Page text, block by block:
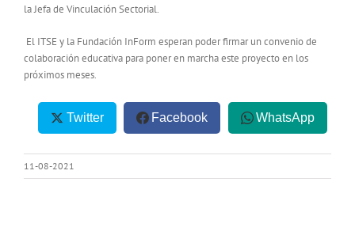
la Jefa de Vinculación Sectorial.
El ITSE y la Fundación InForm esperan poder firmar un convenio de
colaboración educativa para poner en marcha este proyecto en los
próximos meses.
Twitter Facebook WhatsApp
11-08-2021